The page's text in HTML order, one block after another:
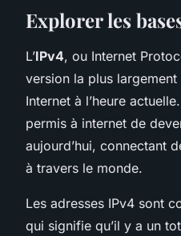
Explorer les
L’IPv4, ou Internet
version la plus
Internet à l’heure
permis à internet de
aujourd’hui, connectant
à travers le monde.
Les adresses IPv4 sont
qui signifie qu’il y a un